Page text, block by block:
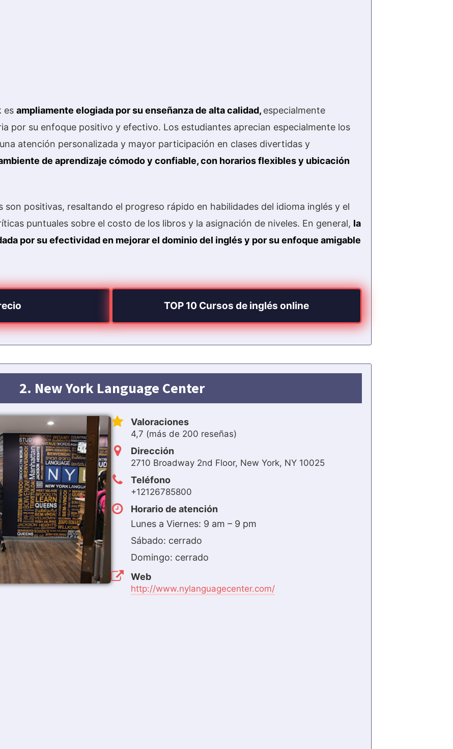
es ampliamente elogiada por su enseñanza de alta calidad, especialmente
por su enfoque positivo y efectivo. Los estudiantes aprecian especialmente los
atención personalizada y mayor participación en clases divertidas y
de aprendizaje cómodo y confiable, con horarios flexibles y ubicación
son positivas, resaltando el progreso rápido en habilidades del idioma inglés y el
puntuales sobre el costo de los libros y la asignación de niveles. En general, la
por su efectividad en mejorar el dominio del inglés y por su enfoque amigable
TOP 10 Cursos de inglés online
2. New York Language Center
Valoraciones
4,7 (más de 200 reseñas)
Dirección
2710 Broadway 2nd Floor, New York, NY 10025
Teléfono
+12126785800
Horario de atención
Lunes a Viernes: 9 am – 9 pm
Sábado: cerrado
Domingo: cerrado
Web
http://www.nylanguagecenter.com/